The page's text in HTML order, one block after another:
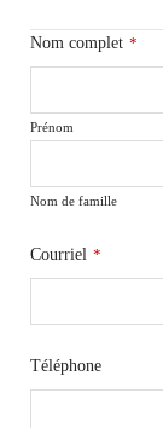
Nom complet *
Prénom
Nom de famille
Courriel *
Téléphone